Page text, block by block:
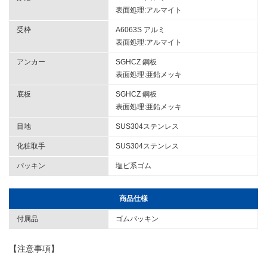
表面処理:アルマイト
受枠
A6063S アルミ
表面処理:アルマイト
アンカー
SGHCZ 鋼板
表面処理:亜鉛メッキ
底板
SGHCZ 鋼板
表面処理:亜鉛メッキ
目地 SUS304ステンレス
化粧取手 SUS304ステンレス
パッキン 塩ビ系ゴム
商品仕様
付属品 ゴムパッキン
【注意事項】